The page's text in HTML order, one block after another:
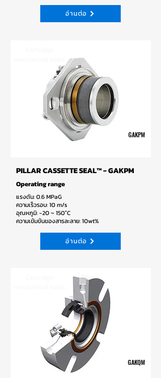
อ่านต่อ
GAKPM
PILLAR CASSETTE SEAL™ - GAKPM
Operating range
แรงดัน: 0.6 MPaG
ความเร็วรอบ: 10 m/s
อุณหภูมิ: -20 ~ 150°C
ความเข้มข้นของสารละลาย: 10wt%
อ่านต่อ
GAKQM